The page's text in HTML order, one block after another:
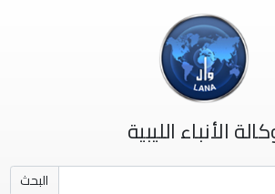
الأنباء الليبية
البحث